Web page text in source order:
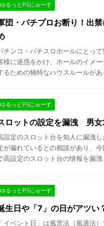
ゆるっとPSにゅーす
団・パチプロお断り！出
チンコ・パチスロホールにとっ
様に迷惑をかけ、ホールのイメ
るための独特なハウスルールが
ゆるっとPSにゅーす
ロットの設定を漏洩 男
設定のスロット台を知人に漏洩
が漏れているとの相談があり、
高設定のスロット台の情報を漏
ゆるっとPSにゅーす
生日や「7」の日がアツい
「イベント日」は風営法（風適法